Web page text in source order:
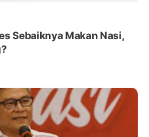
Sebaiknya Makan Nasi,